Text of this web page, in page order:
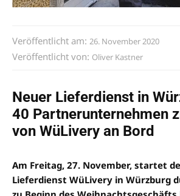
Veröffentlicht am: 26. November 2020
Veröffentlicht von: Oliver Kastner
Neuer Lieferdienst in
40 Partnerunternehmen
von WüLivery an Bord
Am Freitag, 27. November, startet
Lieferdienst WüLivery in Würzburg